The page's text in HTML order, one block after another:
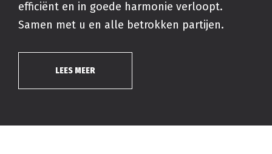
efficiënt en in goede harmonie verloopt.
Samen met u en alle betrokken partijen.
LEES MEER